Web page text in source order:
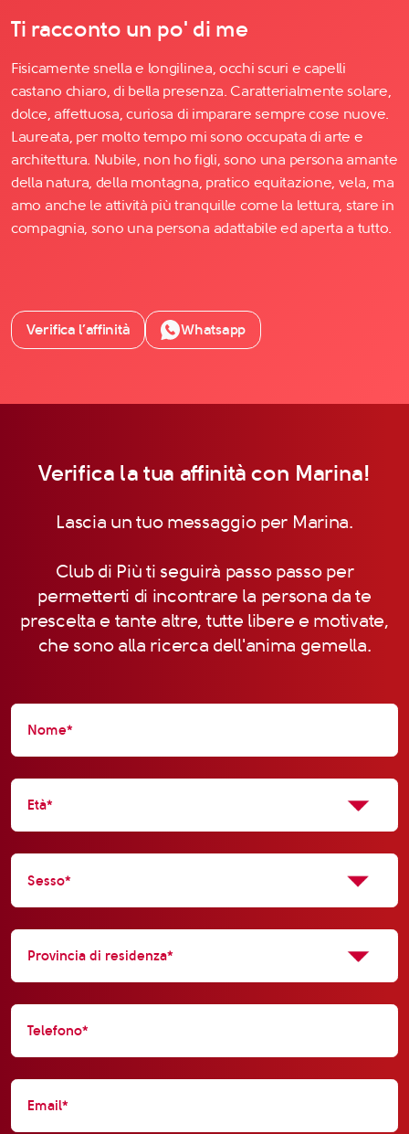
Ti racconto un po' di me
Fisicamente snella e longilinea, occhi scuri e capelli
castano chiaro, di bella presenza. Caratterialmente solare,
dolce, affettuosa, curiosa di imparare sempre cose nuove.
Laureata, per molto tempo mi sono occupata di arte e
architettura. Nubile, non ho figli, sono una persona amante
della natura, della montagna, pratico equitazione, vela, ma
amo anche le attività più tranquille come la lettura, stare in
compagnia, sono una persona adattabile ed aperta a tutto.
Verifica l’affinità Whatsapp
Verifica la tua affinità con Marina!
Lascia un tuo messaggio per Marina.
Club di Più ti seguirà passo passo per
permetterti di incontrare la persona da te
prescelta e tante altre, tutte libere e motivate,
che sono alla ricerca dell'anima gemella.